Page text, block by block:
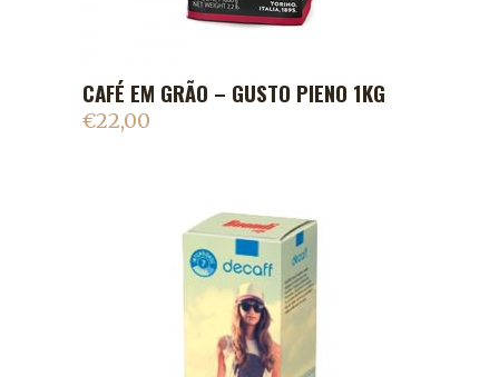
ADICIONAR AO CARRINHO
CAFÉ EM GRÃO – GUSTO PIENO 1KG
€22,00